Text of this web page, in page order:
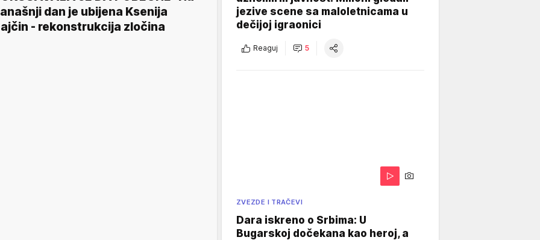
dan je ubijena Ksenija
- rekonstrukcija zločina
jezive scene sa maloletnicama u
dečijoj igraonici
Reaguj 5
ZVEZDE I TRAČEVI
Dara iskreno o Srbima: U
Bugarskoj dočekana kao heroj, a